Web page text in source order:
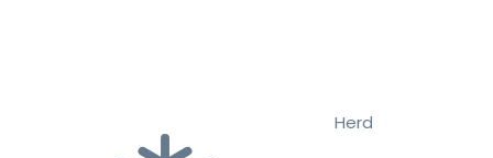
Herd